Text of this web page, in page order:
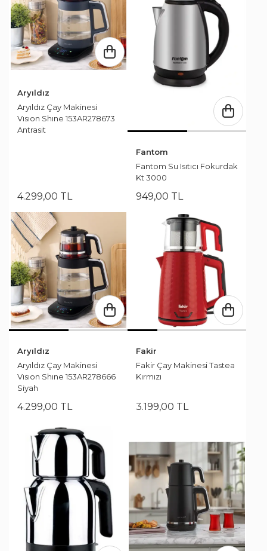
Aryıldız
Aryıldız Çay Makinesi
Vısıon Shıne 153AR278673
Antrasit
4.299,00 TL
Fantom
Fantom Su Isıtıcı Fokurdak
Kt 3000
949,00 TL
Aryıldız
Aryıldız Çay Makinesi
Vısıon Shıne 153AR278666
Siyah
4.299,00 TL
Fakir
Fakir Çay Makinesi Tastea
Kırmızı
3.199,00 TL